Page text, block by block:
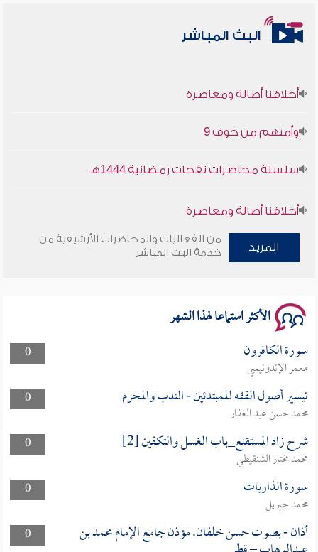
البث المباشر
أخلاقنا أصالة ومعاصرة
وأمنهم من خوف 9
سلسلة محاضرات نفحات رمضانية 1444هـ
أخلاقنا أصالة ومعاصرة
وأمنهم من خوف 9
المزيد
من الفعاليات والمحاضرات الأرشيفية من
خدمة البث المباشر
الأكثر استماعا لهذا الشهر
0 سورة الكافرون
معمر الإندونيسي
0
تيسير أصول الفقه للمبتدئين - الندب والمحرم
محمد حسن عبد الغفار
0
شرح زاد المستقنع_باب الغسل والتكفين [2]
محمد مختار الشنقيطي
0
سورة الذاريات
محمد جبريل
0
أذان - بصوت حسن خلفان. مؤذن جامع الإمام محمد بن